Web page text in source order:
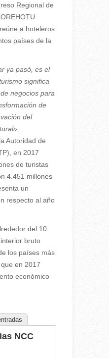
Regional de
a hoteleros
países de la
ya pasó, es el
significa
negocios para
de
del
Autoridad de
en 2017
de turistas
4.451 millones
un
respecto al año
del 10
bruto
los países más
en 2017
económico
NCC